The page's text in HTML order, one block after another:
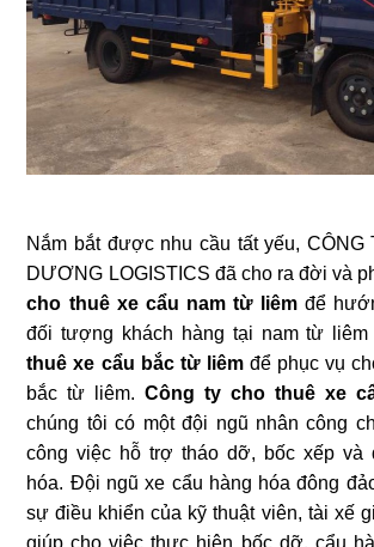
Nắm bắt được nhu cầu tất yếu, CÔNG
DƯƠNG LOGISTICS đã cho ra đời và
cho thuê xe cẩu nam từ liêm để
đối tượng khách hàng tại nam từ
thuê xe cẩu bắc từ liêmđể phục vụ
bắc từ liêm.Công ty cho thuê xe
chúng tôi có một đội ngũ nhân công
công việc hỗ trợ tháo dỡ, bốc xếp và
hóa. Đội ngũ xe cẩu hàng hóa đông
sự điều khiển của kỹ thuật viên, tài xế
giúp cho việc thực hiện bốc dỡ, cẩu